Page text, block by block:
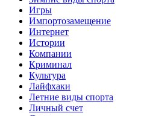
Игры
Импортозамещение
Интернет
Истории
Компании
Криминал
Культура
Лайфхаки
Летние виды спорта
Личный счет